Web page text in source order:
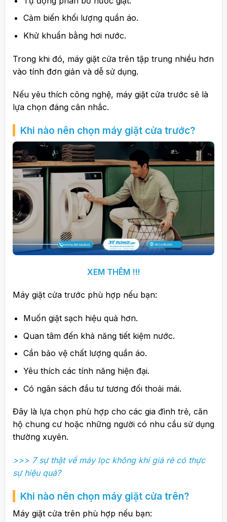
Cảm biến khối lượng quần áo.
Khử khuẩn bằng hơi nước.
Trong khi đó, máy giặt cửa trên tập trung nhiều hơn
vào tính đơn giản và dễ sử dụng.
Nếu yêu thích công nghệ, máy giặt cửa trước sẽ là
lựa chọn đáng cân nhắc.
Khi nào nên chọn máy giặt cửa trước?
XEM THÊM !!!
Máy giặt cửa trước phù hợp nếu bạn:
Muốn giặt sạch hiệu quả hơn.
Quan tâm đến khả năng tiết kiệm nước.
Cần bảo vệ chất lượng quần áo.
Yêu thích các tính năng hiện đại.
Có ngân sách đầu tư tương đối thoải mái.
Đây là lựa chọn phù hợp cho các gia đình trẻ, căn
hộ chung cư hoặc những người có nhu cầu sử dụng
thường xuyên.
>>> 7 sự thật về máy lọc không khí giá rẻ có thực
sự hiệu quả?
Khi nào nên chọn máy giặt cửa trên?
Máy giặt cửa trên phù hợp nếu bạn: